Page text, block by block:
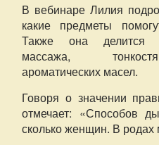
В вебинаре Лилия
какие предметы
Также она делится
массажа,
ароматических масел.
Говоря о значении
отмечает: «Способов
сколько женщин. В